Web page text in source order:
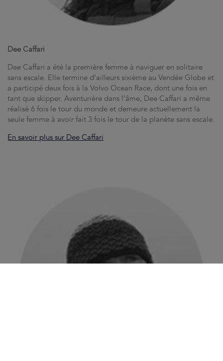
Dee Caffari
Dee Caffari a été la première femme à naviguer en solitaire
sans escale. Elle termine d’ailleurs sixième au Vendée Globe et
a participé deux fois à la Volvo Ocean Race, dont une fois en
tant que skipper. Aventurière dans l’âme, Dee Caffari a même
réalisé 6 fois le tour du monde et demeure actuellement la
seule femme à avoir fait 3 fois le tour de la planète sans escale.
En savoir plus sur Dee Caffari